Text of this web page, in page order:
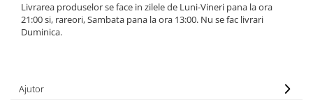
Livrarea produselor se face in zilele de Luni-Vineri pana la ora
21:00 si, rareori, Sambata pana la ora 13:00. Nu se fac livrari
Duminica.
Ajutor